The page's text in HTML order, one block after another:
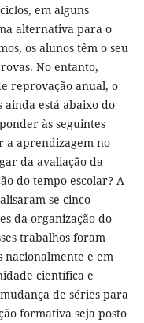
em alguns
alternativa para o
os alunos têm o seu
No entanto,
reprovação anual, o
está abaixo do
às seguintes
a aprendizagem no
da avaliação da
do tempo escolar? A
se cinco
da organização do
trabalhos foram
nacionalmente e em
científica e
de séries para
formativa seja posto